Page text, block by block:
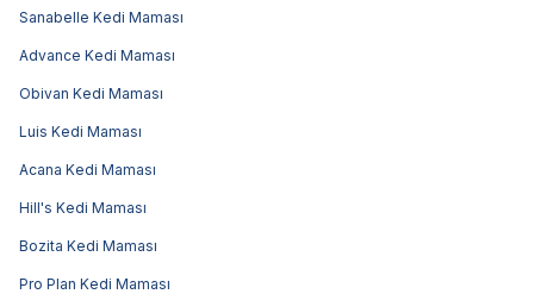
Sanabelle Kedi Maması
Advance Kedi Maması
Obivan Kedi Maması
Luis Kedi Maması
Acana Kedi Maması
Hill's Kedi Maması
Bozita Kedi Maması
Pro Plan Kedi Maması